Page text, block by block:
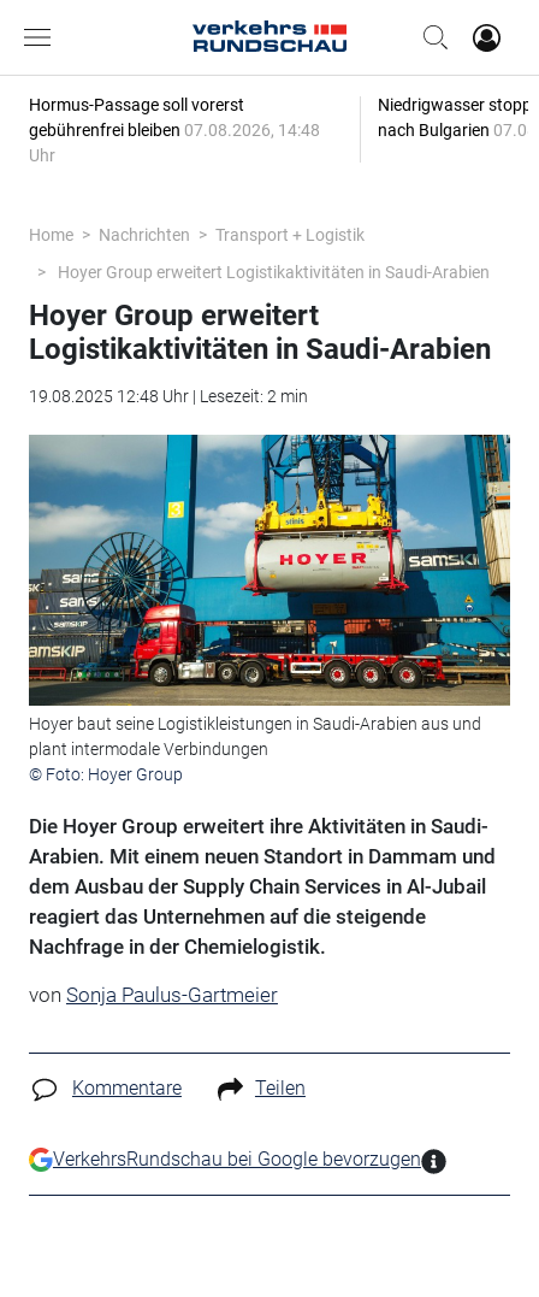
Hormus-Passage soll vorerst
gebührenfrei bleiben 07.08.2026, 14:48
Uhr
Niedrigwasser
nach Bulgarien
Home Nachrichten
Transport + Logistik
Hoyer Group erweitert Logistikaktivitäten in Saudi-Arabien
Hoyer Group erweitert
Logistikaktivitäten in Saudi-Arabien
19.08.2025 12:48 Uhr | Lesezeit: 2 min
Hoyer baut seine Logistikleistungen in Saudi-Arabien aus und
plant intermodale Verbindungen
© Foto: Hoyer Group
Die Hoyer Group erweitert ihre Aktivitäten in Saudi-
Arabien. Mit einem neuen Standort in Dammam und
dem Ausbau der Supply Chain Services in Al-Jubail
reagiert das Unternehmen auf die steigende
Nachfrage in der Chemielogistik.
von Sonja Paulus-Gartmeier
Kommentare Teilen
VerkehrsRundschau bei Google bevorzugen